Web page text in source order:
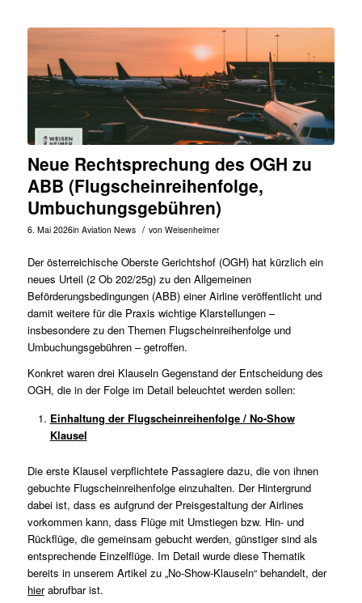
Neue Rechtsprechung des OGH zu
ABB (Flugscheinreihenfolge,
Umbuchungsgebühren)
6. Mai 2026in Aviation News / von Weisenheimer
Der österreichische Oberste Gerichtshof (OGH) hat kürzlich ein
neues Urteil (2 Ob 202/25g) zu den Allgemeinen
Beförderungsbedingungen (ABB) einer Airline veröffentlicht und
damit weitere für die Praxis wichtige Klarstellungen –
insbesondere zu den Themen Flugscheinreihenfolge und
Umbuchungsgebühren – getroffen.
Konkret waren drei Klauseln Gegenstand der Entscheidung des
OGH, die in der Folge im Detail beleuchtet werden sollen:
Einhaltung der Flugscheinreihenfolge / No-Show
Klausel
Die erste Klausel verpflichtete Passagiere dazu, die von ihnen
gebuchte Flugscheinreihenfolge einzuhalten. Der Hintergrund
dabei ist, dass es aufgrund der Preisgestaltung der Airlines
vorkommen kann, dass Flüge mit Umstiegen bzw. Hin- und
Rückflüge, die gemeinsam gebucht werden, günstiger sind als
entsprechende Einzelflüge. Im Detail wurde diese Thematik
bereits in unserem Artikel zu „No-Show-Klauseln“ behandelt, der
hierabrufbar ist.